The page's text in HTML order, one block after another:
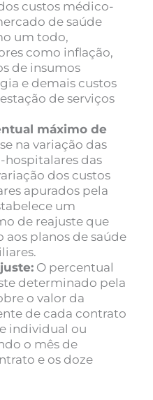
custos médico-
de saúde
um todo,
como inflação,
de insumos
e demais custos
de serviços
máximo de
na variação das
hospitalares das
dos custos
apurados pela
um
de reajuste que
aos planos de saúde
O percentual
determinado pela
o valor da
de cada contrato
individual ou
o mês de
e os doze